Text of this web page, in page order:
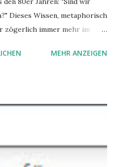
Dieses Wissen, metaphorisch
zögerlich immer mehr im
es zu nicht verstandenen
Dafür könnte es Gründe
Dunkeln zu liegen scheinen.
MEHR ANZEIGEN